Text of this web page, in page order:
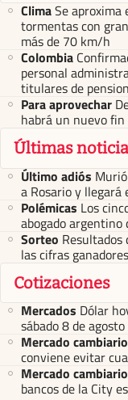
ClimaSe aproxima
tormentas con
más de 70 km/h
Colombia
personal
titulares de
Para aprovechar
habrá un nuevo fin
Últimas
Último adiós
a Rosario y llegará
Polémicas Los
abogado
Sorteo Resultados
las cifras
Cotizaciones
Mercados Dólar
sábado 8 de
Mercado cambiario
conviene evitar
Mercado cambiario
bancos de la City